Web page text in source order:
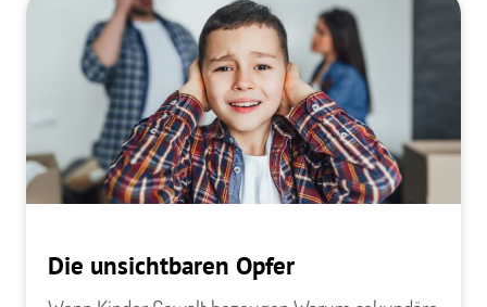
Die unsichtbaren Opfer